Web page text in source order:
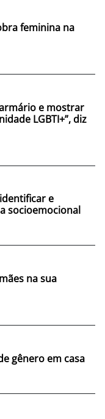
feminina na
e mostrar
LGBTI+”, diz
e
socioemocional
na sua
gênero em casa